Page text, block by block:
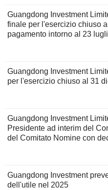
Guangdong Investment
finale per l'esercizio chiuso
pagamento intorno al 23
Guangdong Investment
per l'esercizio chiuso al 31
Guangdong Investment
Presidente ad interim del
del Comitato Nomine con
Guangdong Investment
dell'utile nel 2025